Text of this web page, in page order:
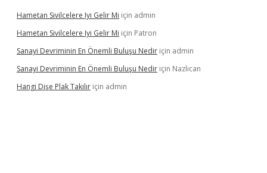
Hametan Sivilcelere Iyi Gelir Mi için admin
Hametan Sivilcelere Iyi Gelir Mi için Patron
Sanayi Devriminin En Önemli Buluşu Nedir için admin
Sanayi Devriminin En Önemli Buluşu Nedir için Nazlıcan
Hangi Dişe Plak Takılır için admin